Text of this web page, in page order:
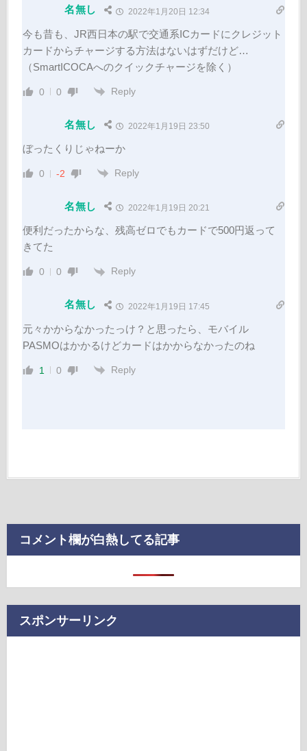
名無し 2022年1月20日 12:34
今も昔も、JR西日本の駅で交通系ICカードにクレジット
カードからチャージする方法はないはずだけど…
（SmartICOCAへのクイックチャージを除く）
0 0 Reply
名無し 2022年1月19日 23:50
ぼったくりじゃねーか
0 -2 Reply
名無し 2022年1月19日 20:21
便利だったからな、残高ゼロでもカードで500円返って
きてた
0 0 Reply
名無し 2022年1月19日 17:45
元々かからなかったっけ？と思ったら、モバイル
PASMOはかかるけどカードはかからなかったのね
1 0 Reply
コメント欄が白熱してる記事
スポンサーリンク